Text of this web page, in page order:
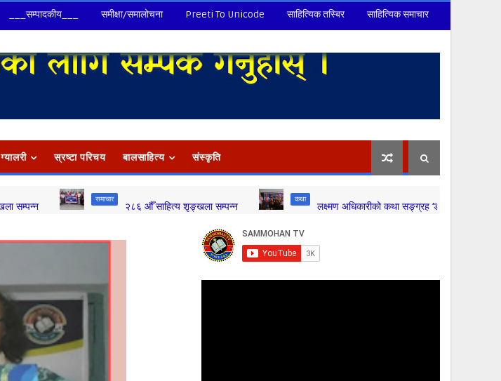
___सम्पादकीय___ समीक्षा/समालोचना Preeti To Unicode साहित्यिक तस्बिर साहित्यिक समाचार
ग्यालरी स्रष्टा परिचय बालसाहित्य संस्कृति
समाचार
२८६ औँ साहित्य शृङ्खला सम्पन्न लक्ष्मण अधिकारीको कथा सङ्ग्रह ‘डोपामिन’ सार्वजनिक